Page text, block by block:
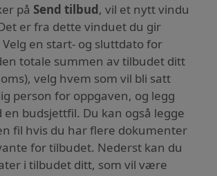
på Send tilbud, vil et nytt vindu
er fra dette vinduet du gir
en start- og sluttdato for
totale summen av tilbudet ditt
velg hvem som vil bli satt
person for oppgaven, og legg
budsjettfil. Du kan også legge
fil hvis du har flere dokumenter
for tilbudet. Nederst kan du
i tilbudet ditt, som vil være